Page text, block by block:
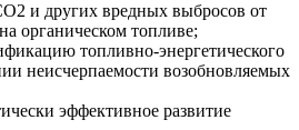
и других вредных выбросов от
органическом топливе;
топливно-энергетического
неисчерпаемости возобновляемых
эффективное развитие